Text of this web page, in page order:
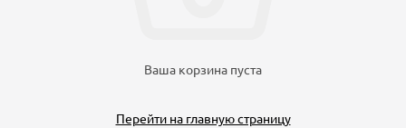
Ваша корзина пуста
Перейти на главную страницу